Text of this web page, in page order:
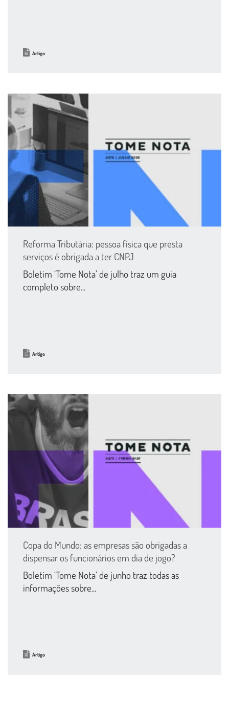
Artigo
Reforma Tributária: pessoa física que presta
serviços é obrigada a ter CNPJ
Boletim ‘Tome Nota’ de julho traz um guia
completo sobre...
Artigo
Copa do Mundo: as empresas são obrigadas a
dispensar os funcionários em dia de jogo?
Boletim ‘Tome Nota’ de junho traz todas as
informações sobre...
Artigo